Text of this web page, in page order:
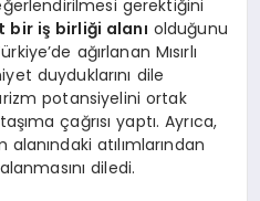
gerektiğini
bir iş birliği alanı olduğunu
ağırlanan Mısırlı
duyduklarını dile
potansiyelini ortak
çağrısı yaptı. Ayrıca,
atılımlarından
diledi.